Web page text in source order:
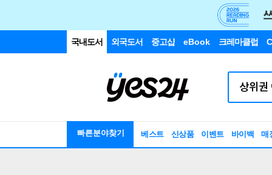
국내도서 외국도서 중고샵 eBook 크레마클럽
빠른분야찾기 베스트 신상품 이벤트 바이백 매